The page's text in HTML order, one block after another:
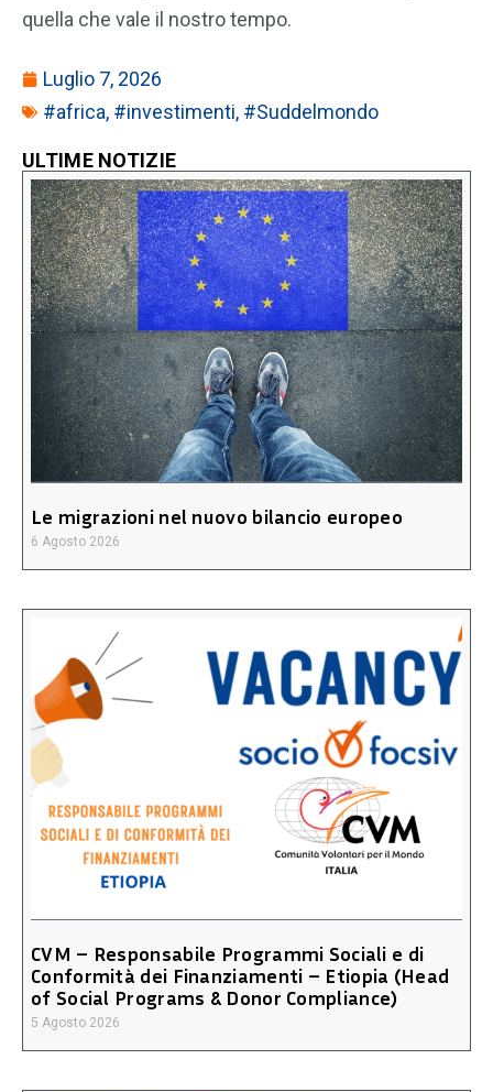
quella che vale il nostro tempo.
Luglio 7, 2026
#africa, #investimenti, #Suddelmondo
ULTIME NOTIZIE
Le migrazioni nel nuovo bilancio europeo
6 Agosto 2026
CVM – Responsabile Programmi Sociali e di
Conformità dei Finanziamenti – Etiopia (Head
of Social Programs & Donor Compliance)
5 Agosto 2026